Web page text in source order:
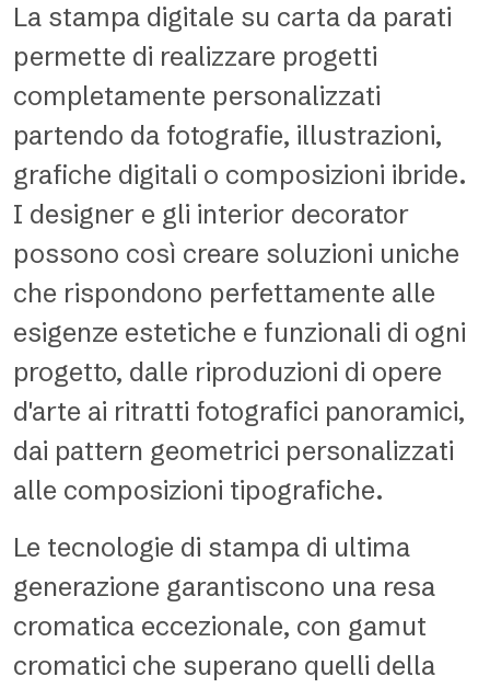
La stampa digitale su carta da parati
permette di realizzare progetti
completamente personalizzati
partendo da fotografie, illustrazioni,
grafiche digitali o composizioni ibride.
I designer e gli interior decorator
possono così creare soluzioni uniche
che rispondono perfettamente alle
esigenze estetiche e funzionali di ogni
progetto, dalle riproduzioni di opere
d'arte ai ritratti fotografici panoramici,
dai pattern geometrici personalizzati
alle composizioni tipografiche.
Le tecnologie di stampa di ultima
generazione garantiscono una resa
cromatica eccezionale, con gamut
cromatici che superano quelli della